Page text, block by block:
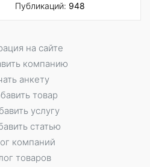
Публикаций: 948
на сайте
компанию
анкету
товар
услугу
статью
компаний
товаров